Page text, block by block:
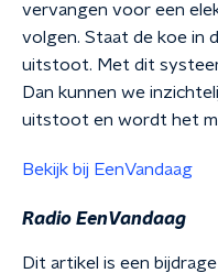
vervangen voor een
volgen. Staat de koe in
uitstoot. Met dit
Dan kunnen we
uitstoot en wordt het
Bekijk bij EenVandaag
Radio EenVandaag
Dit artikel is een